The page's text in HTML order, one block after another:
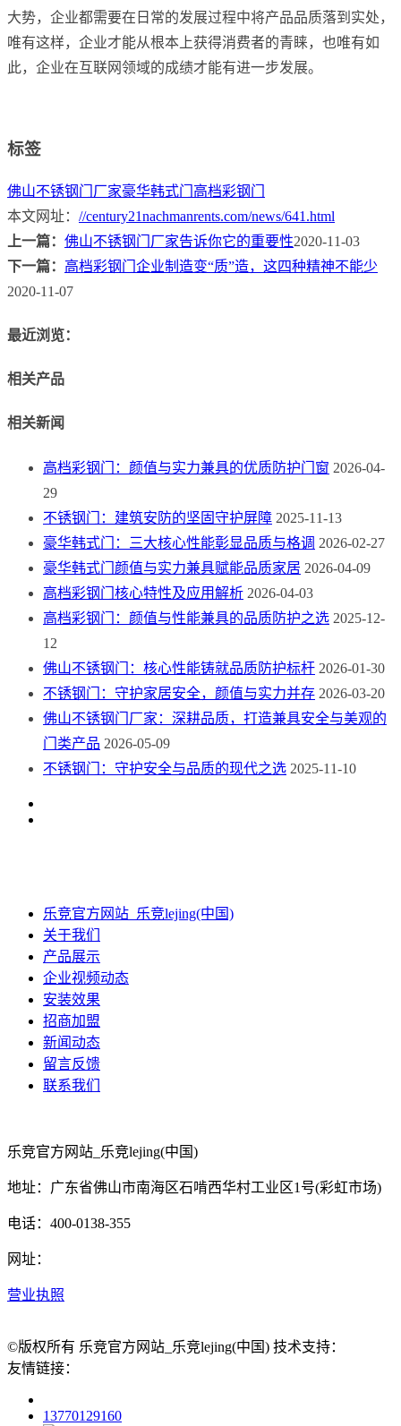
大势，企业都需要在日常的发展过程中将产品品质落到实处，
唯有这样，企业才能从根本上获得消费者的青睐，也唯有如
此，企业在互联网领域的成绩才能有进一步发展。
标签
佛山不锈钢门厂家豪华韩式门 高档彩钢门
本文网址： //century21nachmanrents.com/news/641.html
上一篇： 佛山不锈钢门厂家告诉你它的重要性2020-11-03
下一篇： 高档彩钢门企业制造变“质”造，这四种精神不能少
2020-11-07
最近浏览：
相关产品
相关新闻
高档彩钢门：颜值与实力兼具的优质防护门窗 2026-04-
29
不锈钢门：建筑安防的坚固守护屏障 2025-11-13
豪华韩式门：三大核心性能彰显品质与格调 2026-02-27
豪华韩式门颜值与实力兼具赋能品质家居 2026-04-09
高档彩钢门核心特性及应用解析 2026-04-03
高档彩钢门：颜值与性能兼具的品质防护之选 2025-12-
12
佛山不锈钢门：核心性能铸就品质防护标杆 2026-01-30
不锈钢门：守护家居安全，颜值与实力并存 2026-03-20
佛山不锈钢门厂家：深耕品质，打造兼具安全与美观的
门类产品 2026-05-09
不锈钢门：守护安全与品质的现代之选 2025-11-10
乐竞官方网站_乐竞lejing(中国)
关于我们
产品展示
企业视频动态
安装效果
招商加盟
新闻动态
留言反馈
联系我们
乐竞官方网站_乐竞lejing(中国)
地址：广东省佛山市南海区石啃西华村工业区1号(彩虹市场)
电话：400-0138-355
网址：
营业执照
©版权所有 乐竞官方网站_乐竞lejing(中国) 技术支持：
友情链接：
13770129160